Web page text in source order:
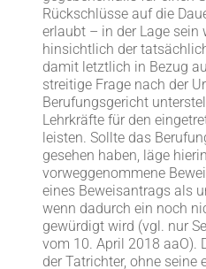
Rückschlüsse auf die
erlaubt – in der Lage sein
hinsichtlich der
damit letztlich in Bezug
streitige Frage nach der
Berufungsgericht
Lehrkräfte für den
leisten. Sollte das
gesehen haben, läge
vorweggenommene
eines Beweisantrags als
wenn dadurch ein noch
gewürdigt wird (vgl. nur
vom 10. April 2018 aaO).
der Tatrichter, ohne seine